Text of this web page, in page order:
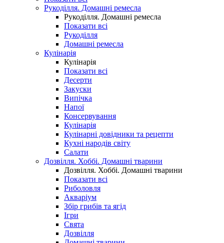
Рукоділля. Домашні ремесла
Рукоділля. Домашні ремесла
Показати всі
Рукоділля
Домашні ремесла
Кулінарія
Кулінарія
Показати всі
Десерти
Закуски
Випічка
Напої
Консервування
Кулінарія
Кулінарні довідники та рецепти
Кухні народів світу
Салати
Дозвілля. Хоббі. Домашні тварини
Дозвілля. Хоббі. Домашні тварини
Показати всі
Риболовля
Акваріум
Збір грибів та ягід
Ігри
Свята
Дозвілля